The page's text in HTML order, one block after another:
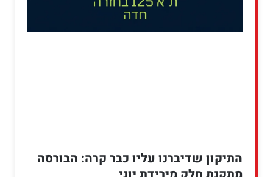
התיקון שדיברנו עליו כבר קרה: הבורסה